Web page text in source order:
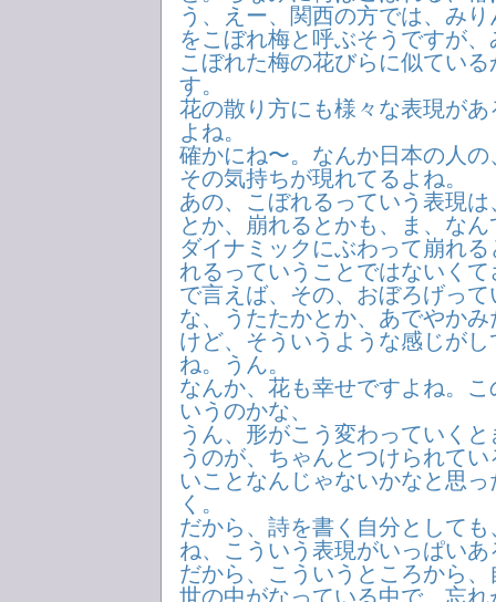
う、えー、関西の方では、み
をこぼれ梅と呼ぶそうですが
こぼれた梅の花びらに似てい
す。
花の散り方にも様々な表現が
よね。
確かにね〜。なんか日本の人
その気持ちが現れてるよね。
あの、こぼれるっていう表現
とか、崩れるとかも、ま、な
ダイナミックにぶわって崩れ
れるっていうことではないく
で言えば、その、おぼろげっ
な、うたたかとか、あでやか
けど、そういうような感じが
ね。うん。
なんか、花も幸せですよね。
いうのかな、
うん、形がこう変わっていく
うのが、ちゃんとつけられて
いことなんじゃないかなと思
く。
だから、詩を書く自分として
ね、こういう表現がいっぱい
だから、こういうところから
世の中がなっている中で、忘